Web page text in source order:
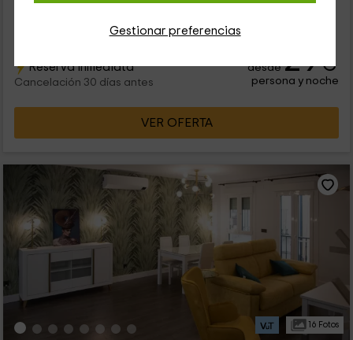
Gestionar preferencias
de Plasencia, que invita a disfrutar del turismo. Se trata de un
Reserva inmediata
Cancelación 30 días antes
desde29€
persona y noche
VER OFERTA
16 Fotos